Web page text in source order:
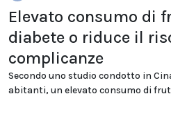
Elevato consumo di
diabete o riduce il
complicanze
Secondo uno studio condotto in
abitanti, un elevato consumo di